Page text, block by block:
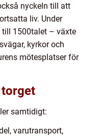
nyckeln till att
liv. Under
1500talet – växte
kyrkor och
mötesplatser för
torget
samtidigt:
varutransport,